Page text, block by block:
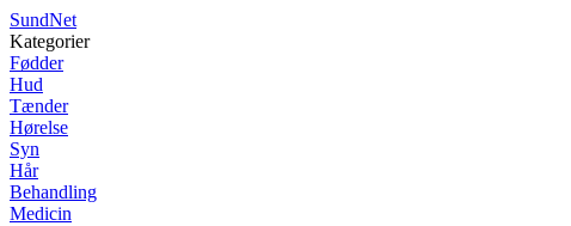
SundNet
Kategorier
Fødder
Hud
Tænder
Hørelse
Syn
Hår
Behandling
Medicin